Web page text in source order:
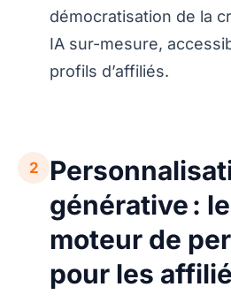
démocratisation de la
IA sur-mesure,
profils d’affiliés.
2
générative :
moteur de
pour les